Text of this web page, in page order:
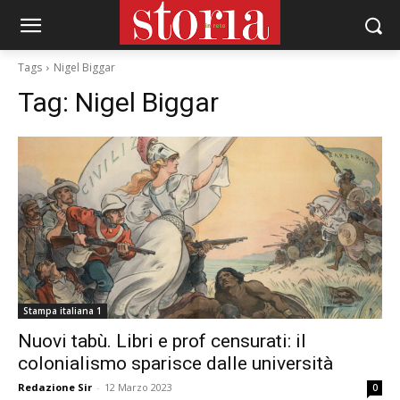
Tags Nigel Biggar
Tag: Nigel Biggar
Stampa italiana 1
Nuovi tabù. Libri e prof censurati: il
colonialismo sparisce dalle università
Redazione Sir - 12 Marzo 2023 0